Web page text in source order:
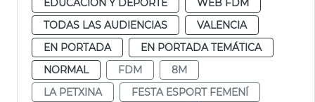
TODAS LAS AUDIENCIAS
VALENCIA
EN PORTADA
EN PORTADA TEMÁTICA
NORMAL
FDM
8M
LA PETXINA
FESTA ESPORT FEMENÍ